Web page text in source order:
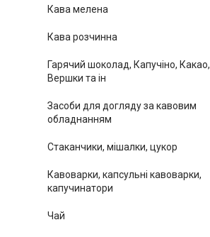
Кава мелена
Кава розчинна
Гарячий шоколад, Капучіно, Какао,
Вершки та ін
Засоби для догляду за кавовим
обладнанням
Стаканчики, мішалки, цукор
Кавоварки, капсульні кавоварки,
капучинатори
Чай